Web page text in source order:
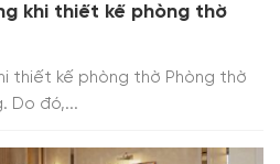
khi thiết kế phòng thờ
thiết kế phòng thờ Phòng thờ
Do đó,...